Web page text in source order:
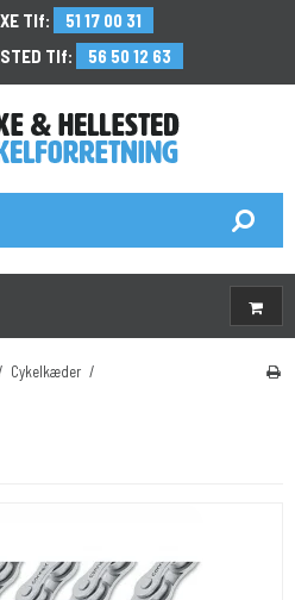
Tlf:
51 17 00 31
Tlf:
56 50 12 63
Cykelkæder /